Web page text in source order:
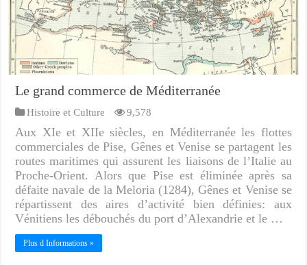
Le grand commerce de Méditerranée
Histoire et Culture 9,578
Aux XIe et XIIe siècles, en Méditerranée les flottes
commerciales de Pise, Gênes et Venise se partagent les
routes maritimes qui assurent les liaisons de l’Italie au
Proche-Orient. Alors que Pise est éliminée après sa
défaite navale de la Meloria (1284), Gênes et Venise se
répartissent des aires d’activité bien définies: aux
Vénitiens les débouchés du port d’Alexandrie et le …
Plus d Informations »